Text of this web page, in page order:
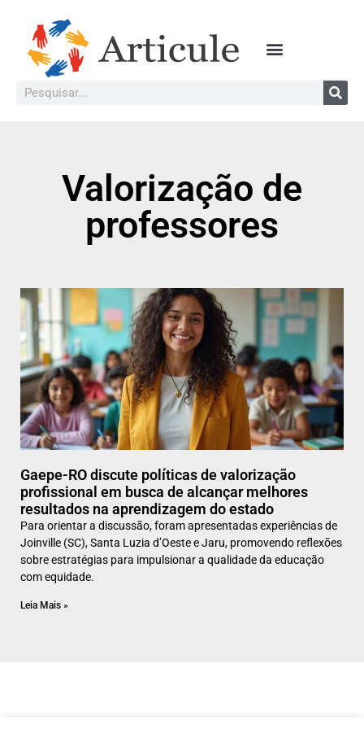
Valorização de
professores
Gaepe-RO discute políticas de valorização
profissional em busca de alcançar melhores
resultados na aprendizagem do estado
Para orientar a discussão, foram apresentadas experiências de
Joinville (SC), Santa Luzia d’Oeste e Jaru, promovendo reflexões
sobre estratégias para impulsionar a qualidade da educação
com equidade.
Leia Mais »